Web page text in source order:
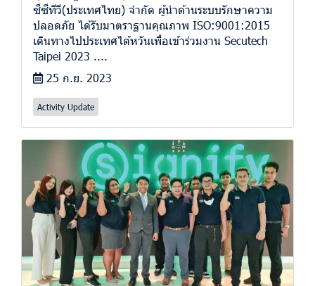
ซีซีทีวี(ประเทศไทย) จำกัด ผู้นำด้านระบบรักษาความ
ปลอดภัย ได้รับมาตราฐานคุณภาพ ISO:9001:2015
เดินทางไปประเทศไต้หวันเพื่อเข้าร่วมงาน Secutech
Taipei 2023 ....
25 ก.ย. 2023
Activity Update